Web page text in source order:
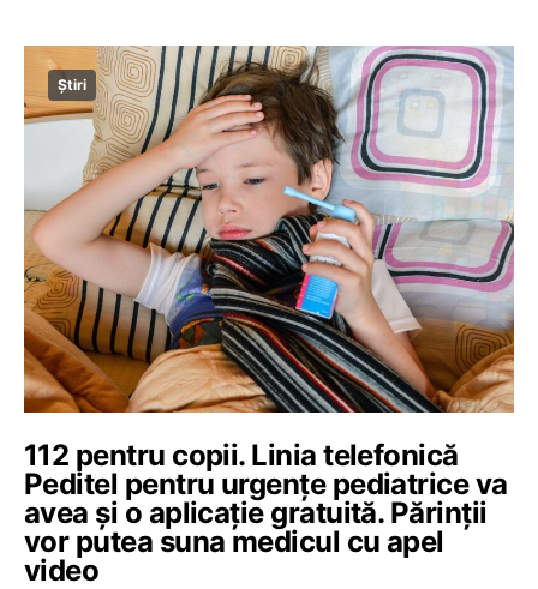
Știri
112 pentru copii. Linia telefonică
Peditel pentru urgențe pediatrice va
avea și o aplicație gratuită. Părinții
vor putea suna medicul cu apel
video